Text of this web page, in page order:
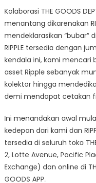
Kolaborasi THE GOODS
menantang dikarenakan
mendeklarasikan “bubar”
RIPPLE tersedia dengan
kendala ini, kami mencari
asset Ripple sebanyak
kolektor hingga
demi mendapat cetakan
Ini menandakan awal
kedepan dari kami dan
tersedia di seluruh toko
2, Lotte Avenue, Pacific
Exchange) dan online di
GOODS APP.